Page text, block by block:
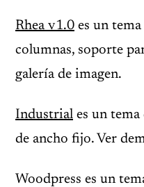
Rhea v1.0 es un
columnas, soporte
galería de imagen.
Industrial es un
de ancho fijo. Ver
Woodpress es un